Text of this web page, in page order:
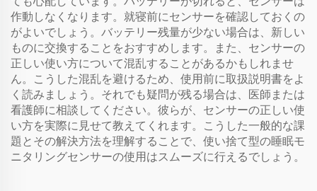
作動しなくなります。就寝前にセンサーを確認しておくの
がよいでしょう。バッテリー残量が少ない場合は、新しい
ものに交換することをおすすめします。また、センサーの
正しい使い方について混乱することがあるかもしれませ
ん。こうした混乱を避けるため、使用前に取扱説明書をよ
く読みましょう。それでも疑問が残る場合は、医師または
看護師に相談してください。彼らが、センサーの正しい使
い方を実際に見せて教えてくれます。こうした一般的な課
題とその解決方法を理解することで、使い捨て型の睡眠モ
ニタリングセンサーの使用はスムーズに行えるでしょう。